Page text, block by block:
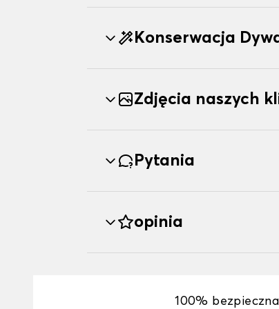
Konserwacja
Zdjęcia naszych
Pytania
opinia
100%